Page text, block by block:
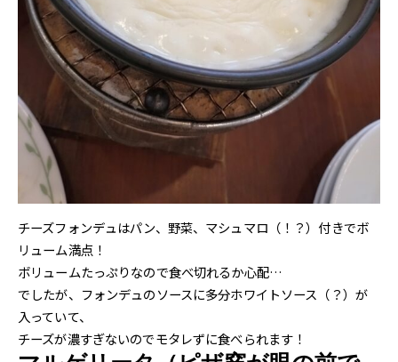
チーズフォンデュはパン、野菜、マシュマロ（！？）付きでボ
リューム満点！
ボリュームたっぷりなので食べ切れるか心配…
でしたが、フォンデュのソースに多分ホワイトソース（？）が
入っていて、
チーズが濃すぎないのでモタレずに食べられます！